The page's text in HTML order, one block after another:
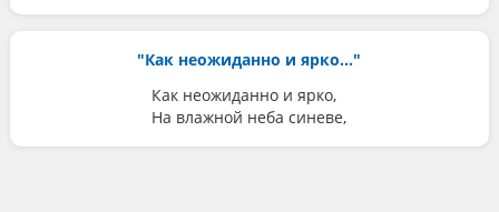
"Как неожиданно и ярко..."
Как неожиданно и ярко,
На влажной неба синеве,